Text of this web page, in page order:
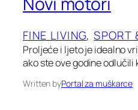
FINE LIVING, SPORT
Proljeće i ljeto je idealno
ako ste ove godine
Written byPortal za muškarce